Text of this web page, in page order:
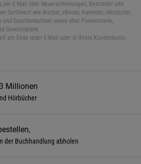
E-Mail über Neuerscheinungen, Bestseller und
Sortiment wie Bücher, eBooks, Kalender, Hörbücher,
und Geschenkartikel sowie über Preisvorteile,
Gewinnspiele.
am Ende jeder E-Mail oder in Ihrem Kundenkonto
Millionen
Hörbücher
der Buchhandlung abholen